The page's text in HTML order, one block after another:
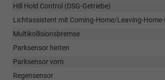
Hill Hold Control (DSG-Getriebe)
Lichtassistent mit Coming-Home/Leaving-
Multikollisionsbremse
Parksensor hinten
Parksensor vorn
Regensensor